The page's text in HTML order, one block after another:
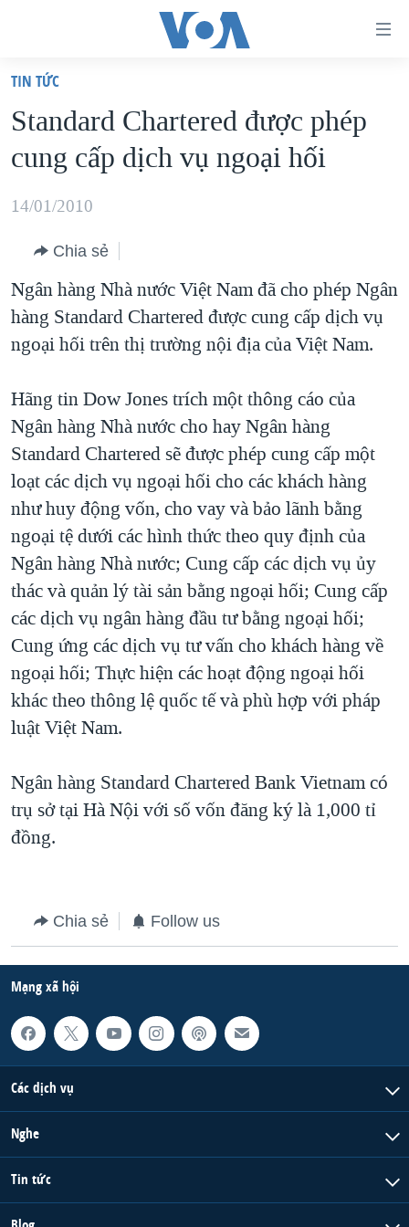
truy
cập
Tới
dung
chính
điều
hướng
chính
tới
"Tìm"
VIỆT NAM
HOA KỲ
BIỂN ĐÔNG
BLOG
DIỄN ĐÀN
MỤC
VẠCH TRẦN TIN GIẢ
NGƯỜI VIỆT HẢI NGOẠI
ĐỜI SỐNG
KINH TẾ
KHOA HỌC
SỨC KHOẺ
VĂN HOÁ
THỂ THAO
GIÁO DỤC
CHUYÊN ĐỀ
CHIẾN TRANH THƯƠNG MẠI CỦA MỸ: QUÁ KHỨ VÀ HIỆN
TẠI
HÀNH TRÌNH BẦU CỬ 2024
MỘT NĂM CHIẾN TRANH TẠI DẢI GAZA
GIẢI MÃ VÀNH ĐAI & CON ĐƯỜNG
NGÀY TỊ NẠN THẾ GIỚI
TRỊNH VĨNH BÌNH - NGƯỜI HẠ 'BÊN THẮNG CUỘC'
GROUND ZERO – XƯA VÀ NAY
CHI PHÍ CHIẾN TRANH AFGHANISTAN
CÁC GIÁ TRỊ CỘNG HÒA Ở VIỆT NAM
THƯỢNG ĐỈNH TRUMP-KIM TẠI VIỆT NAM
TRỊNH VĨNH BÌNH VS. CHÍNH PHỦ VIỆT NAM
NGƯ DÂN VIỆT VÀ LÀN SÓNG TRỘM HẢI SÂM
BÊN KIA QUỐC LỘ: TIẾNG VỌNG TỪ NÔNG THÔN MỸ
QUAN HỆ VIỆT MỸ
HỌC TIẾNG ANH
VIDEO
NGHE
MẠNG XÃ HỘI
Ngôn ngữ khác
TIN TỨC
Standard Chartered được phép
cung cấp dịch vụ ngoại hối
14/01/2010
Chia sẻ
Ngân hàng Nhà nước Việt Nam đã cho phép Ngân
hàng Standard Chartered được cung cấp dịch vụ
ngoại hối trên thị trường nội địa của Việt Nam.
Hãng tin Dow Jones trích một thông cáo của
Ngân hàng Nhà nước cho hay Ngân hàng
Standard Chartered sẽ được phép cung cấp một
loạt các dịch vụ ngoại hối cho các khách hàng
như huy động vốn, cho vay và bảo lãnh bằng
ngoại tệ dưới các hình thức theo quy định của
Ngân hàng Nhà nước; Cung cấp các dịch vụ ủy
thác và quản lý tài sản bằng ngoại hối; Cung cấp
các dịch vụ ngân hàng đầu tư bằng ngoại hối;
Cung ứng các dịch vụ tư vấn cho khách hàng về
ngoại hối; Thực hiện các hoạt động ngoại hối
khác theo thông lệ quốc tế và phù hợp với pháp
luật Việt Nam.
Ngân hàng Standard Chartered Bank Vietnam có
trụ sở tại Hà Nội với số vốn đăng ký là 1,000 tỉ
đồng.
Chia sẻ Follow us
Mạng xã hội
Các dịch vụ
Nghe
Tin tức